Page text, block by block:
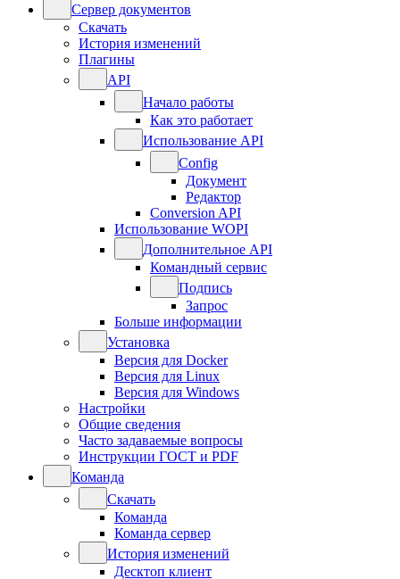
Сервер документов
Скачать
История изменений
Плагины
API
Начало работы
Как это работает
Использование API
Config
Документ
Редактор
Conversion API
Использование WOPI
Дополнительное API
Командный сервис
Подпись
Запрос
Больше информации
Установка
Версия для Docker
Версия для Linux
Версия для Windows
Настройки
Общие сведения
Часто задаваемые вопросы
Инструкции ГОСТ и PDF
Команда
Скачать
Команда
Команда сервер
История изменений
Десктоп клиент